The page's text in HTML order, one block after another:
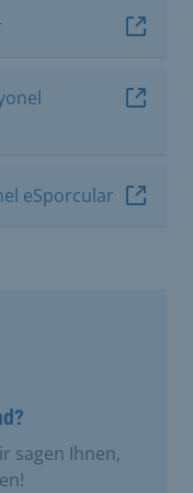
eSporcular
sagen Ihnen,